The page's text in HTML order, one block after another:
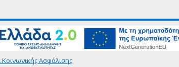
Ασφάλισης